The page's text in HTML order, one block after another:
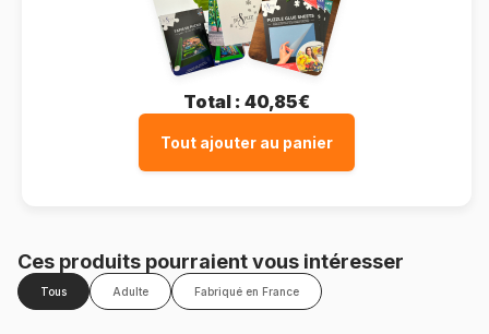
Total : 40,85€
Tout ajouter au panier
Ces produits pourraient vous intéresser
Tous Adulte Fabriqué en France